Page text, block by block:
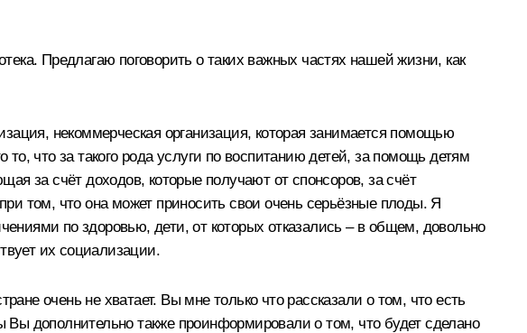
Предлагаю поговорить о таких важных частях нашей жизни, как
некоммерческая организация, которая занимается помощью
что за такого рода услуги по воспитанию детей, за помощь детям
за счёт доходов, которые получают от спонсоров, за счёт
том, что она может приносить свои очень серьёзные плоды. Я
по здоровью, дети, от которых отказались – в общем, довольно
их социализации.
очень не хватает. Вы мне только что рассказали о том, что есть
дополнительно также проинформировали о том, что будет сделано